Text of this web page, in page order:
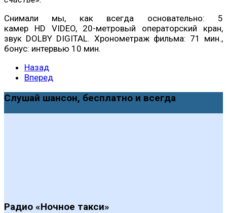
Снимали мы, как всегда основательно: 5
камер HD VIDEO, 20-метровый операторский кран,
звук DOLBY DIGITAL. Хронометраж фильма: 71 мин.,
бонус: интервью 10 мин.
Назад
Вперед
Слушай шансон, бесплатно и всегда
Радио «Ночное такси»